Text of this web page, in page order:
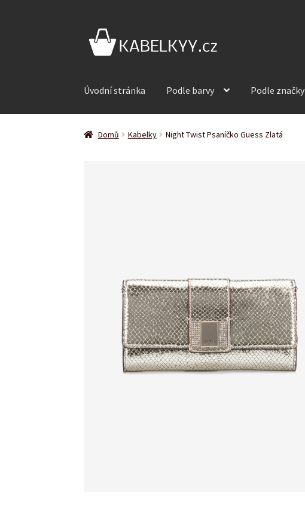
Přeskočit
na
Přejít
Úvodní stránka Podle barvy Podle značky
Domů Kabelky Night Twist Psaníčko Guess Zlatá